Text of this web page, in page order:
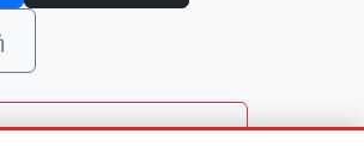
Επιστροφή στην αρχική